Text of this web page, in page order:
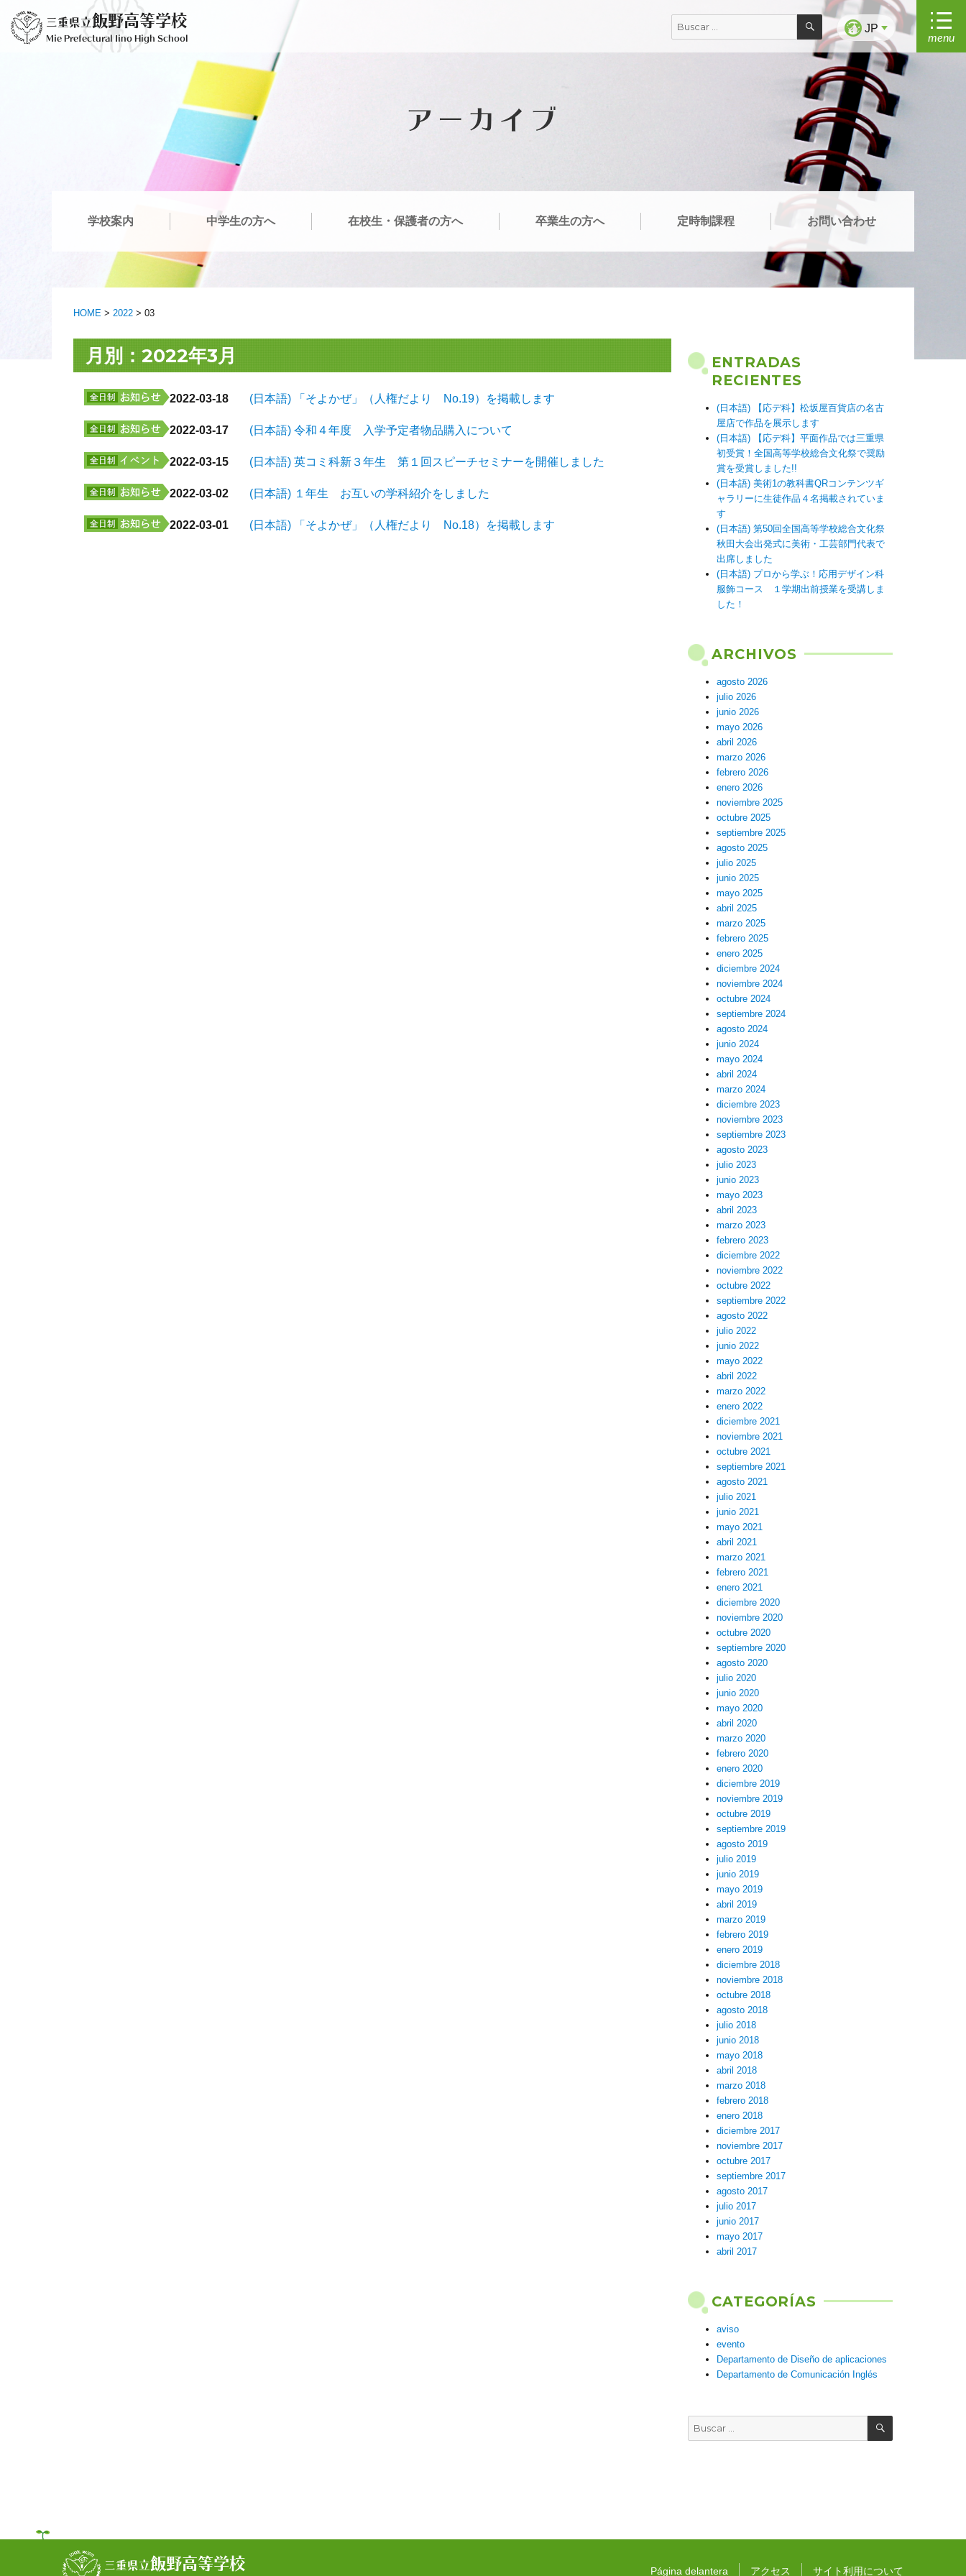
contenido
三重県立飯野高等学校
Mie Prefectural Iino High School
Buscar
por:
BUSCAR
JP
menu
アーカイブ
学校案内 中学生の方へ 在校生・保護者の方へ 卒業生の方へ 定時制課程 お問い合わせ
HOME > 2022 > 03
月別：2022年3月
2022-03-18 (日本語) 「そよかぜ」（人権だより No.19）を掲載します
2022-03-17 (日本語) 令和４年度 入学予定者物品購入について
2022-03-15 (日本語) 英コミ科新３年生 第１回スピーチセミナーを開催しました
2022-03-02 (日本語) １年生 お互いの学科紹介をしました
2022-03-01 (日本語) 「そよかぜ」（人権だより No.18）を掲載します
ENTRADAS
RECIENTES
(日本語) 【応デ科】松坂屋百貨店の名古
屋店で作品を展示します
(日本語) 【応デ科】平面作品では三重県
初受賞！全国高等学校総合文化祭で奨励
賞を受賞しました!!
(日本語) 美術1の教科書QRコンテンツギ
ャラリーに生徒作品４名掲載されていま
す
(日本語) 第50回全国高等学校総合文化祭
秋田大会出発式に美術・工芸部門代表で
出席しました
(日本語) プロから学ぶ！応用デザイン科
服飾コース １学期出前授業を受講しま
した！
ARCHIVOS
agosto 2026
julio 2026
junio 2026
mayo 2026
abril 2026
marzo 2026
febrero 2026
enero 2026
noviembre 2025
octubre 2025
septiembre 2025
agosto 2025
julio 2025
junio 2025
mayo 2025
abril 2025
marzo 2025
febrero 2025
enero 2025
diciembre 2024
noviembre 2024
octubre 2024
septiembre 2024
agosto 2024
junio 2024
mayo 2024
abril 2024
marzo 2024
diciembre 2023
noviembre 2023
septiembre 2023
agosto 2023
julio 2023
junio 2023
mayo 2023
abril 2023
marzo 2023
febrero 2023
diciembre 2022
noviembre 2022
octubre 2022
septiembre 2022
agosto 2022
julio 2022
junio 2022
mayo 2022
abril 2022
marzo 2022
enero 2022
diciembre 2021
noviembre 2021
octubre 2021
septiembre 2021
agosto 2021
julio 2021
junio 2021
mayo 2021
abril 2021
marzo 2021
febrero 2021
enero 2021
diciembre 2020
noviembre 2020
octubre 2020
septiembre 2020
agosto 2020
julio 2020
junio 2020
mayo 2020
abril 2020
marzo 2020
febrero 2020
enero 2020
diciembre 2019
noviembre 2019
octubre 2019
septiembre 2019
agosto 2019
julio 2019
junio 2019
mayo 2019
abril 2019
marzo 2019
febrero 2019
enero 2019
diciembre 2018
noviembre 2018
octubre 2018
agosto 2018
julio 2018
junio 2018
mayo 2018
abril 2018
marzo 2018
febrero 2018
enero 2018
diciembre 2017
noviembre 2017
octubre 2017
septiembre 2017
agosto 2017
julio 2017
junio 2017
mayo 2017
abril 2017
CATEGORÍAS
aviso
evento
Departamento de Diseño de aplicaciones
Departamento de Comunicación Inglés
Buscar
por:
BUSCAR
三重県立飯野高等学校 Página delantera アクセス サイト利用について